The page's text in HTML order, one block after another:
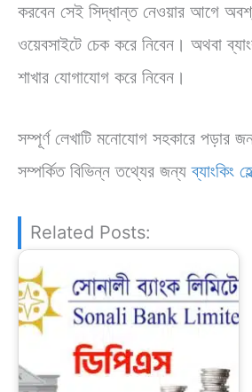
করবেন সেই সিদ্ধান্ত নেওয়ার আগে
ওয়েবসাইটে চেক করে নিবেন। অথবা
শাখার যোগাযোগ করে নিবেন।
সম্পূর্ণ লেখাটি মনোযোগ সহকারে পড়ার
সম্পর্কিত বিভিন্ন তথ্যের জন্যব্যাংকিং
Related Posts: